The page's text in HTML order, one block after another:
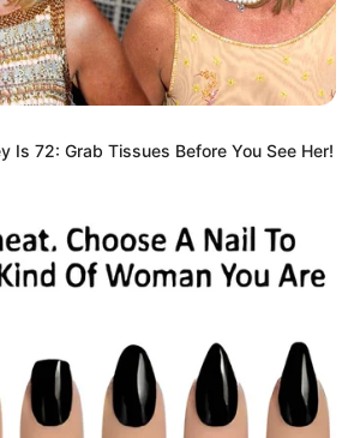
Is 72: Grab Tissues Before You See Her!